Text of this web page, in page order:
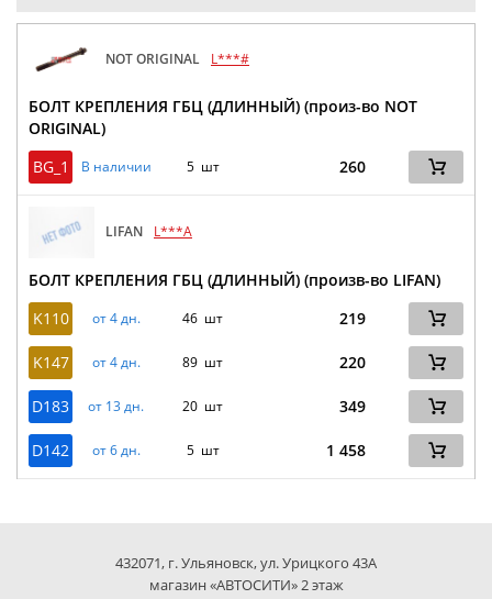
NOT ORIGINAL L***#
БОЛТ КРЕПЛЕНИЯ ГБЦ (ДЛИННЫЙ) (произ-во NOT
ORIGINAL)
BG_1
В наличии 5 шт 260
LIFAN L***A
БОЛТ КРЕПЛЕНИЯ ГБЦ (ДЛИННЫЙ) (произв-во LIFAN)
K110
от 4 дн. 46 шт 219
K147 от 4 дн. 89 шт 220
D183 от 13 дн. 20 шт 349
D142 от 6 дн. 5 шт 1 458
432071, г. Ульяновск, ул. Урицкого 43А
магазин «АВТОСИТИ» 2 этаж